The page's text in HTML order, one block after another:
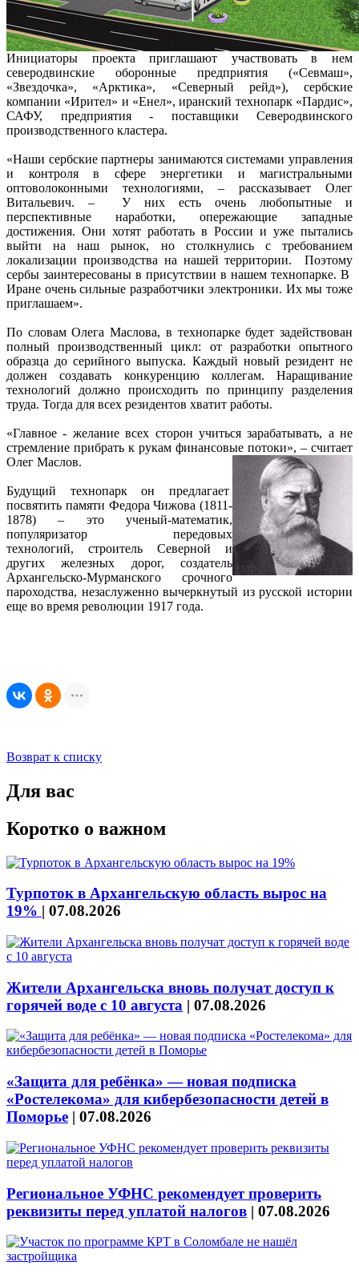
Инициаторы проекта приглашают участвовать в нем
северодвинские оборонные предприятия («Севмаш»,
«Звездочка», «Арктика», «Северный рейд»), сербские
компании «Ирител» и «Енел», иранский технопарк «Пардис»,
САФУ, предприятия - поставщики Северодвинского
производственного кластера.
«Наши сербские партнеры занимаются системами управления
и контроля в сфере энергетики и магистральными
оптоволоконными технологиями, – рассказывает Олег
Витальевич. – У них есть очень любопытные и
перспективные наработки, опережающие западные
достижения. Они хотят работать в России и уже пытались
выйти на наш рынок, но столкнулись с требованием
локализации производства на нашей территории. Поэтому
сербы заинтересованы в присутствии в нашем технопарке. В
Иране очень сильные разработчики электроники. Их мы тоже
приглашаем».
По словам Олега Маслова, в технопарке будет задействован
полный производственный цикл: от разработки опытного
образца до серийного выпуска. Каждый новый резидент не
должен создавать конкуренцию коллегам. Наращивание
технологий должно происходить по принципу разделения
труда. Тогда для всех резидентов хватит работы.
«Главное - желание всех сторон учиться зарабатывать, а не
стремление прибрать к рукам финансовые потоки», – считает
Олег Маслов.
Будущий технопарк он предлагает
посвятить памяти Федора Чижова (1811-
1878) – это ученый-математик,
популяризатор передовых
технологий, строитель Северной и
других железных дорог, создатель
Архангельско-Мурманского срочного
пароходства, незаслуженно вычеркнутый из русской истории
еще во время революции 1917 года.
Возврат к списку
Для вас
Коротко о важном
Турпоток в Архангельскую область вырос на
19% | 07.08.2026
Жители Архангельска вновь получат доступ к
горячей воде с 10 августа | 07.08.2026
«Защита для ребёнка» — новая подписка
«Ростелекома» для кибербезопасности детей в
Поморье | 07.08.2026
Региональное УФНС рекомендует проверить
реквизиты перед уплатой налогов | 07.08.2026